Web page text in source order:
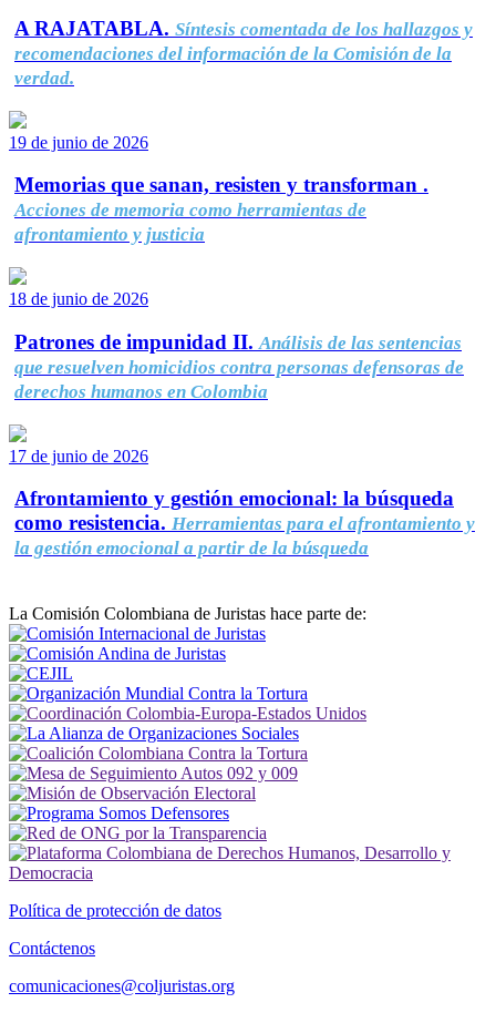
A RAJATABLA. Síntesis comentada de los hallazgos y
recomendaciones del información de la Comisión de la
verdad.
19 de junio de 2026
Memorias que sanan, resisten y transforman .
Acciones de memoria como herramientas de
afrontamiento y justicia
18 de junio de 2026
Patrones de impunidad II. Análisis de las sentencias
que resuelven homicidios contra personas defensoras de
derechos humanos en Colombia
17 de junio de 2026
Afrontamiento y gestión emocional: la búsqueda
como resistencia. Herramientas para el afrontamiento y
la gestión emocional a partir de la búsqueda
La Comisión Colombiana de Juristas hace parte de:
Política de protección de datos
Contáctenos
comunicaciones@coljuristas.org